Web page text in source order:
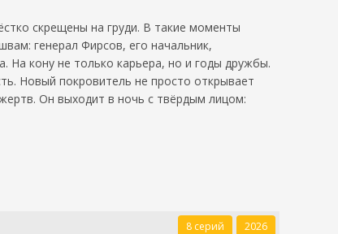
скрещены на груди. В такие моменты
генерал Фирсов, его начальник,
На кону не только карьера, но и годы дружбы.
Новый покровитель не просто открывает
Он выходит в ночь с твёрдым лицом:
8 серий 2026